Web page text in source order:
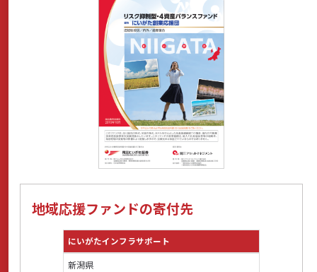
地域応援ファンドの寄付先
にいがたインフラサポート
新潟県